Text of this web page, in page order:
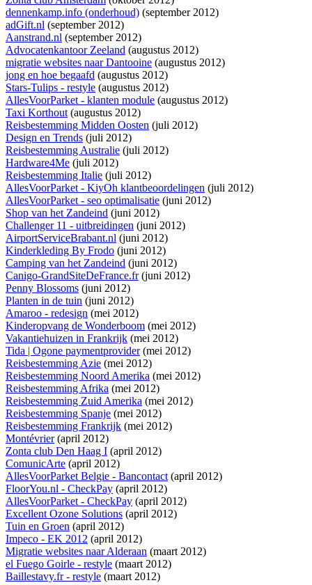
dennenkamp.info (onderhoud) (september 2012)
adGift.nl (september 2012)
Aanstrand.nl (september 2012)
Advocatenkantoor Zeeland (augustus 2012)
migratie websites naar Dantooine (augustus 2012)
jong en hoe begaafd (augustus 2012)
Stars-Tulips - restyle (augustus 2012)
AllesVoorParket - klanten module (augustus 2012)
Taxi Korthout(augustus 2012)
Reisbestemming Midden Oosten (juli 2012)
Design en Trends (juli 2012)
Reisbestemming Australie (juli 2012)
Hardware4Me (juli 2012)
Reisbestemming Italie (juli 2012)
AllesVoorParket - KiyOh klantbeoordelingen (juli 2012)
AllesVoorParket - seo optimalisatie (juni 2012)
Shop van het Zandeind (juni 2012)
Challenger 11 - uitbreidingen (juni 2012)
AirportServiceBrabant.nl (juni 2012)
Kinderkleding By Frodo (juni 2012)
Camping van het Zandeind (juni 2012)
Canigo-GrandSiteDeFrance.fr(juni 2012)
Penny Blossoms (juni 2012)
Planten in de tuin (juni 2012)
Amaroo - redesign (mei 2012)
Kinderopvang de Wonderboom (mei 2012)
Vakantiehuizen in Frankrijk (mei 2012)
Tida | Ogone paymentprovider(mei 2012)
Reisbestemming Azie (mei 2012)
Reisbestemming Noord Amerika (mei 2012)
Reisbestemming Afrika (mei 2012)
Reisbestemming Zuid Amerika (mei 2012)
Reisbestemming Spanje (mei 2012)
Reisbestemming Frankrijk (mei 2012)
Montévrier(april 2012)
Zonta club Den Haag I (april 2012)
ComunicArte (april 2012)
AllesVoorParket Belgie - Bancontact(april 2012)
FloorYou.nl - CheckPay (april 2012)
AllesVoorParket - CheckPay (april 2012)
Excellent Ozone Solutions (april 2012)
Tuin en Groen (april 2012)
Impeco - EK 2012 (april 2012)
Migratie websites naar Alderaan (maart 2012)
el Fuego Goirle - restyle (maart 2012)
Baillestavy.fr - restyle (maart 2012)